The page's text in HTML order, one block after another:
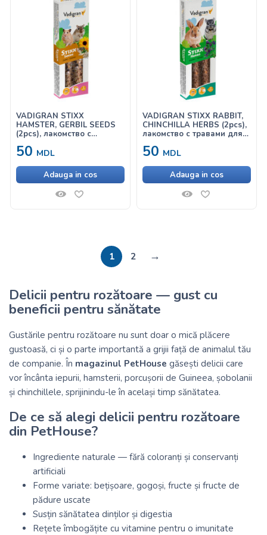
VADIGRAN STIXX
HAMSTER, GERBIL SEEDS
(2pcs), лакомство с
песчанок
50 MDL
Adauga in cos
VADIGRAN STIXX RABBIT,
CHINCHILLA HERBS (2pcs),
лакомство с травами для
50 MDL
Adauga in cos
1 2 →
Delicii pentru rozătoare — gust cu
beneficii pentru sănătate
Gustările pentru rozătoare nu sunt doar o mică plăcere
gustoasă, ci și o parte importantă a grijii față de animalul tău
de companie. În magazinul PetHouse găsești delicii care
vor încânta iepurii, hamsterii, porcușorii de Guineea, șobolanii
și chinchillele, sprijinindu-le în același timp sănătatea.
De ce să alegi delicii pentru rozătoare
din PetHouse?
Ingrediente naturale — fără coloranți și conservanți
artificiali
Forme variate: bețișoare, gogoși, fructe și fructe de
pădure uscate
Susțin sănătatea dinților și digestia
Rețete îmbogățite cu vitamine pentru o imunitate